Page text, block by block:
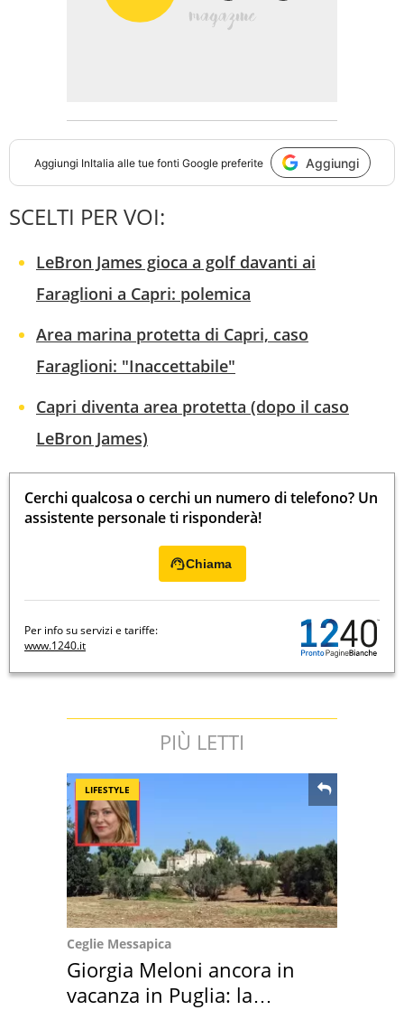
Aggiungi InItalia alle tue fonti Google preferite Aggiungi
SCELTI PER VOI:
LeBron James gioca a golf davanti ai
Faraglioni a Capri: polemica
Area marina protetta di Capri, caso
Faraglioni: "Inaccettabile"
Capri diventa area protetta (dopo il caso
LeBron James)
Cerchi qualcosa o cerchi un numero di telefono? Un
assistente personale ti risponderà!
Chiama
Per info su servizi e tariffe:
www.1240.it
PIÙ LETTI
LIFESTYLE
Ceglie Messapica
Giorgia Meloni ancora in
vacanza in Puglia: la